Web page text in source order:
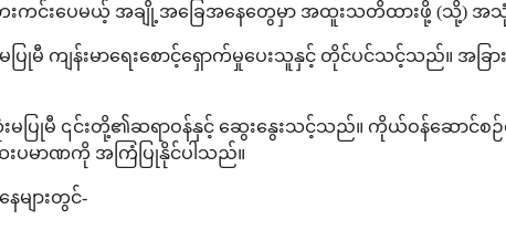
းကင်းပေမယ့် အချို့အခြေအနေတွေမှာ အထူးသတိထားဖို့ (သို့)
မီ ကျန်းမာရေးစောင့်ရှောက်မှုပေးသူနှင့် တိုင်ပင်သင့်သည်။ အခြ
းမပြုမီ ၎င်းတို့၏ဆရာဝန်နှင့် ဆွေးနွေးသင့်သည်။ ကိုယ်ဝန်ဆ
ပမာဏကို အကြံပြုနိုင်ပါသည်။
ျားတွင်-